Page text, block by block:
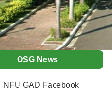
OSG News
NFU GAD Facebook